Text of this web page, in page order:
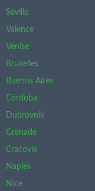
Séville
Valence
Venise
Bruxelles
Buenos Aires
Córdoba
Dubrovnik
Grenade
Cracovie
Naples
Nice